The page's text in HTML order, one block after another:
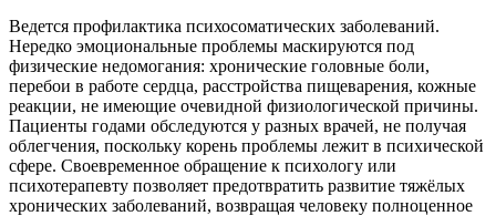
Ведется профилактика психосоматических заболеваний.
Нередко эмоциональные проблемы маскируются под
физические недомогания: хронические головные боли,
перебои в работе сердца, расстройства пищеварения, кожные
реакции, не имеющие очевидной физиологической причины.
Пациенты годами обследуются у разных врачей, не получая
облегчения, поскольку корень проблемы лежит в психической
сфере. Своевременное обращение к психологу или
психотерапевту позволяет предотвратить развитие тяжёлых
хронических заболеваний, возвращая человеку полноценное